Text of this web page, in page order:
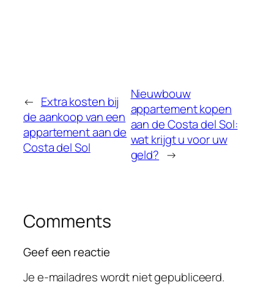
← Extra kosten bij
de aankoop van een
appartement aan de
Costa del Sol
Nieuwbouw
appartement kopen
aan de Costa del Sol:
wat krijgt u voor uw
geld? →
Comments
Geef een reactie
Je e-mailadres wordt niet gepubliceerd.